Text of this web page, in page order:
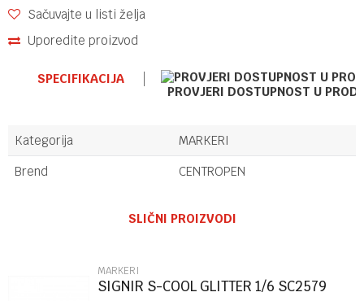
Sačuvajte u listi želja
Uporedite proizvod
SPECIFIKACIJA
PROVJERI DOSTUPNOST U
Kategorija
MARKERI
Brend
CENTROPEN
SLIČNI PROIZVODI
MARKERI
SIGNIR S-COOL GLITTER 1/6 SC2579